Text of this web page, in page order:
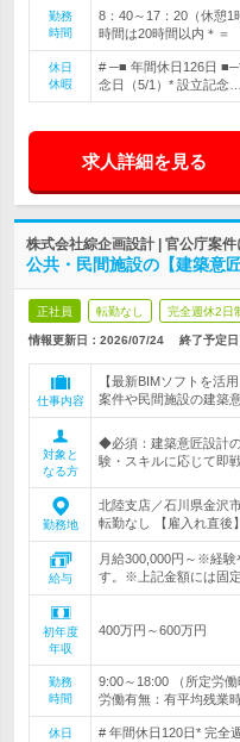
勤務
時間
8：40～17：20（休憩1
時間は20時間以内＊＝
休日
休暇
# ─■ 年間休日126日
念日（5/1）* 設立記念…
求人詳細を見る
株式会社綜企画設計 | 官公庁案
公共・民間施設の【建築意
正社員 転勤なし 完全週休2日
情報更新日：2026/07/24 終了予定日
仕事内容
【最新BIMソフトを活
案件や民間施設の建築
対象と
なる方
◆必須：建築意匠設計
験・スキルに応じて即
勤務地
北陸支店／石川県金沢
転勤なし 【雇入れ直後
給与
月給300,000円～※経験
す。※上記金額には固
初年度
年収
400万円～600万円
勤務
時間
9:00～18:00 （所定労
労働有無：有平均残業
休日
# 年間休日120日* 完全